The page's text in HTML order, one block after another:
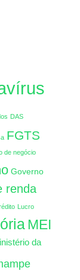
DAS
FGTS
de negócio
Governo
renda
Lucro
MEI
da